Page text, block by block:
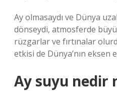
Ay olmasaydı ve Dünya
dönseydi, atmosferde
rüzgarlar ve fırtınalar
etkisi de Dünya’nın eksen
Ay suyu nedir